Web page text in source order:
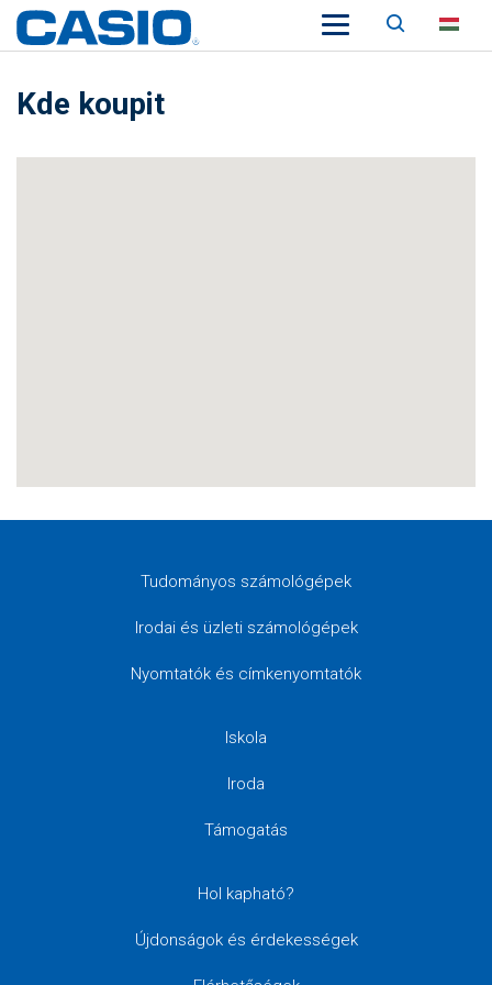
Keresés
Kde koupit
Tudományos számológépek
Irodai és üzleti számológépek
Nyomtatók és címkenyomtatók
Iskola
Iroda
Támogatás
Hol kapható?
Újdonságok és érdekességek